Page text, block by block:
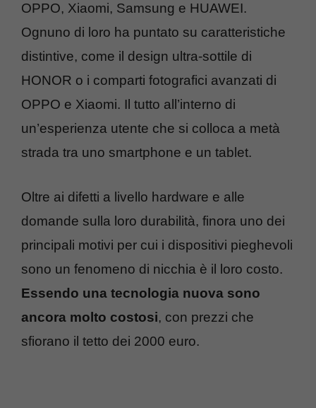
OPPO, Xiaomi, Samsung e HUAWEI.
Ognuno di loro ha puntato su caratteristiche
distintive, come il design ultra-sottile di
HONOR o i comparti fotografici avanzati di
OPPO e Xiaomi. Il tutto all’interno di
un’esperienza utente che si colloca a metà
strada tra uno smartphone e un tablet.
Oltre ai difetti a livello hardware e alle
domande sulla loro durabilità, finora uno dei
principali motivi per cui i dispositivi pieghevoli
sono un fenomeno di nicchia è il loro costo.
Essendo una tecnologia nuova sono
ancora molto costosi, con prezzi che
sfiorano il tetto dei 2000 euro.